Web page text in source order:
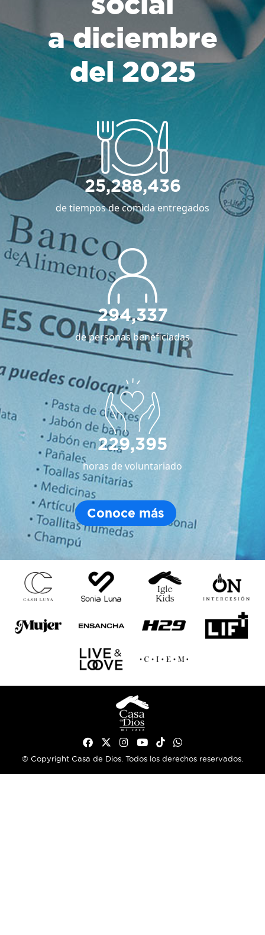
a diciembre
del 2025
25,288,436
de tiempos de comida entregados
294,337
de personas beneficiadas
229,395
horas de voluntariado
Conoce más
© Copyright Casa de Dios. Todos los derechos reservados.